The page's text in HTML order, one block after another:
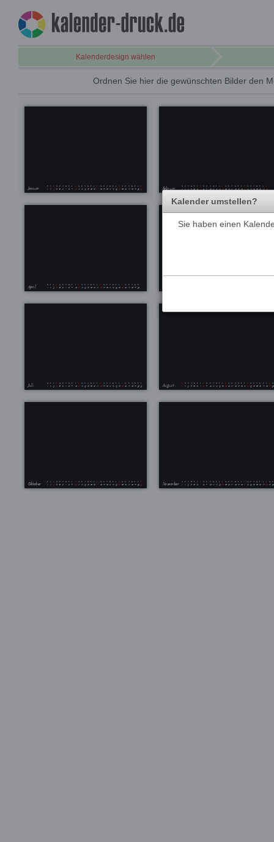
Kalenderdesign wählen
Ordnen Sie hier die gewünschten Bilder den
Kalender umstellen?
Sie haben einen